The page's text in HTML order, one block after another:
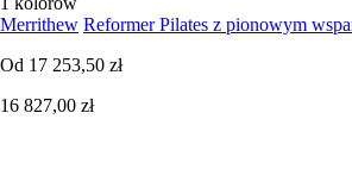
Merrithew Reformer Pilates z pionowym
Od 17 253,50 zł
16 827,00 zł